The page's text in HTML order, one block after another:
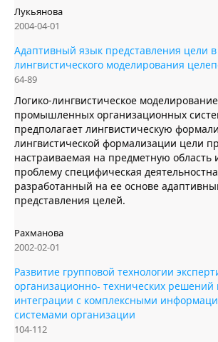
Лукьянова
2004-04-01
Адаптивный язык представления цели в
лингвистического моделирования
64-89
Логико-лингвистическое
промышленных организационных
предполагает лингвистическую
лингвистической формализации цели
настраиваемая на предметную
проблему специфическая
разработанный на ее основе
представления целей.
Рахманова
2002-02-01
Развитие групповой технологии
организационно- технических решений
интеграции с комплексными
системами организации
104-112